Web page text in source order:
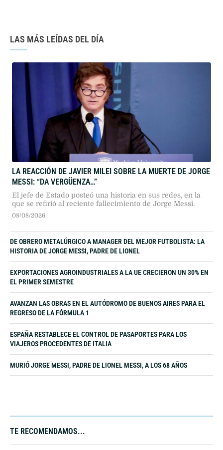
LAS MÁS LEÍDAS DEL DÍA
LA REACCIÓN DE JAVIER MILEI SOBRE LA MUERTE DE JORGE
MESSI: “DA VERGÜENZA…”
El jefe de Estado posteó una historia en sus redes, en la
que se refirió al reciente fallecimiento de Jorge Messi.
08/08/2026
DE OBRERO METALÚRGICO A MANAGER DEL MEJOR FUTBOLISTA: LA
HISTORIA DE JORGE MESSI, PADRE DE LIONEL
EXPORTACIONES AGROINDUSTRIALES A LA UE CRECIERON UN 30% EN
EL PRIMER SEMESTRE
AVANZAN LAS OBRAS EN EL AUTÓDROMO DE BUENOS AIRES PARA EL
REGRESO DE LA FÓRMULA 1
ESPAÑA RESTABLECE EL CONTROL DE PASAPORTES PARA LOS
VIAJEROS PROCEDENTES DE ITALIA
MURIÓ JORGE MESSI, PADRE DE LIONEL MESSI, A LOS 68 AÑOS
TE RECOMENDAMOS...​